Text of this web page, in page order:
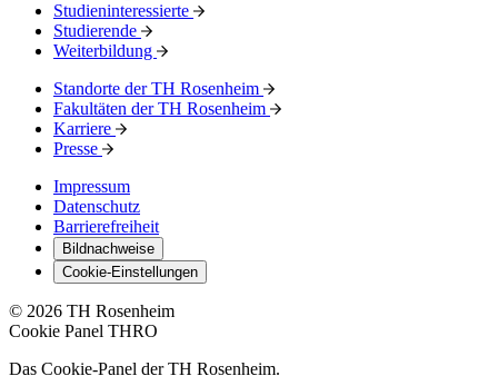
Studieninteressierte
Studierende
Weiterbildung
Standorte der TH Rosenheim
Fakultäten der TH Rosenheim
Karriere
Presse
Impressum
Datenschutz
Barrierefreiheit
Bildnachweise
Cookie-Einstellungen
© 2026 TH Rosenheim
Cookie Panel THRO
Das Cookie-Panel der TH Rosenheim.